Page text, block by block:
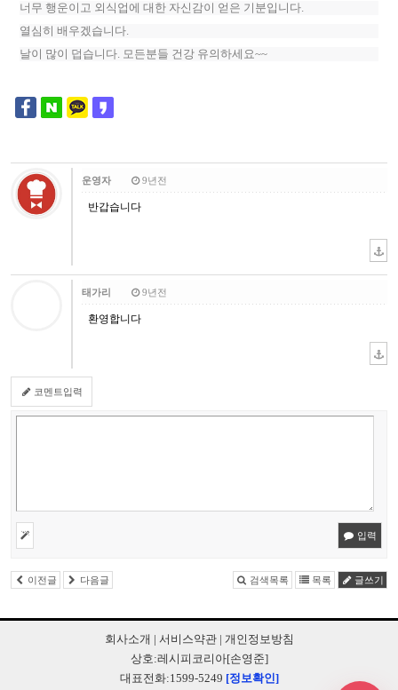
너무 행운이고 외식업에 대한 자신감이 얻은 기분입니다.
열심히 배우겠습니다.
날이 많이 덥습니다. 모든분들 건강 유의하세요~~
운영자 9년전
반갑습니다
태가리 9년전
환영합니다
코멘트입력
입력
이전글 다음글 검색목록 목록 글쓰기
회사소개 | 서비스약관| 개인정보방침
상호:레시피코리아[손영준]
대표전화:1599-5249 [정보확인]